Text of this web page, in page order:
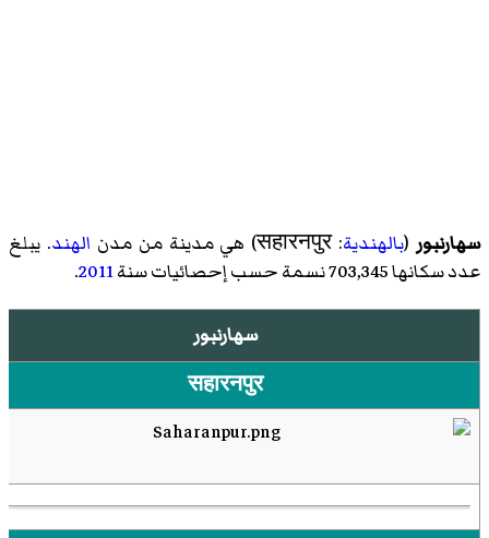
سهارنبور(بالهندية: सहारनपुर) هي مدينة من مدن الهند. يبلغ
عدد سكانها 703,345 نسمة حسب إحصائيات سنة
2011
.
سهارنبور
सहारनपुर